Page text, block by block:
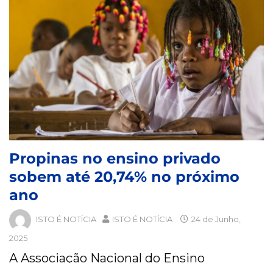
Propinas no ensino privado
sobem até 20,74% no próximo
ano
ISTO É NOTÍCIA ISTO É NOTÍCIA
24 de Junho,
2025
A Associação Nacional do Ensino